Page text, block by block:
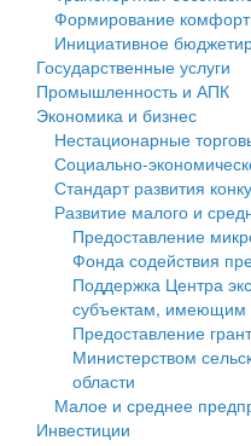
Государственные услуги
Промышленность и АПК
Экономика и бизнес
Символика
Устав
Гостям округа
Туризм
Культура
Образование
Здравоохранение
Социальная защита
Фотоальбом
муниципального округа
Администрация
Тверской области
Управление сельскими
Открытые данные
Работа с обращениями
Муниципальный
Муниципальные услуги
Проекты
Финансовое управление
Бюджет для граждан
Имущество
Выявление
объектов недвижимости
Имущественная
среднего
Информационная
среднего
Формирование
Инициативное
Государственные услуги
Промышленность и АПК
Экономика и бизнес
Нестационарные
Социально-
Стандарт развития
Развитие малого и
Предоставление
Фонда содействия
Поддержка Центра
субъектам, имеющим
Предоставление
Министерством
области
Малое и среднее
Инвестиции